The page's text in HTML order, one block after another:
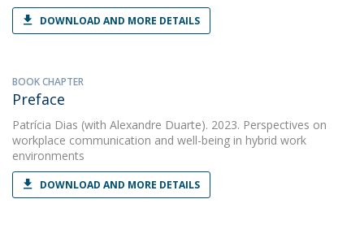
DOWNLOAD AND MORE DETAILS
BOOK CHAPTER
Preface
Patrícia Dias (with Alexandre Duarte). 2023. Perspectives on
workplace communication and well-being in hybrid work
environments
DOWNLOAD AND MORE DETAILS